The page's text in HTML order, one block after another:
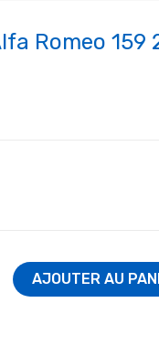
Romeo 159
AJOUTER AU